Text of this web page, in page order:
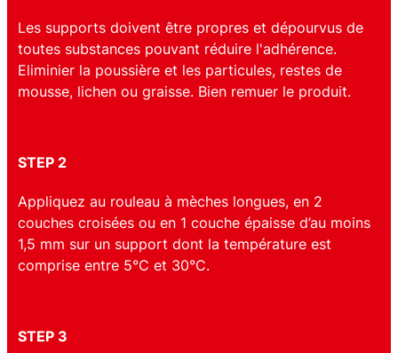
Les supports doivent être propres et dépourvus de
toutes substances pouvant réduire l'adhérence.
Eliminier la poussière et les particules, restes de
mousse, lichen ou graisse. Bien remuer le produit.
STEP 2
Appliquez au rouleau à mèches longues, en 2
couches croisées ou en 1 couche épaisse d’au moins
1,5 mm sur un support dont la température est
comprise entre 5°C et 30°C.
STEP 3